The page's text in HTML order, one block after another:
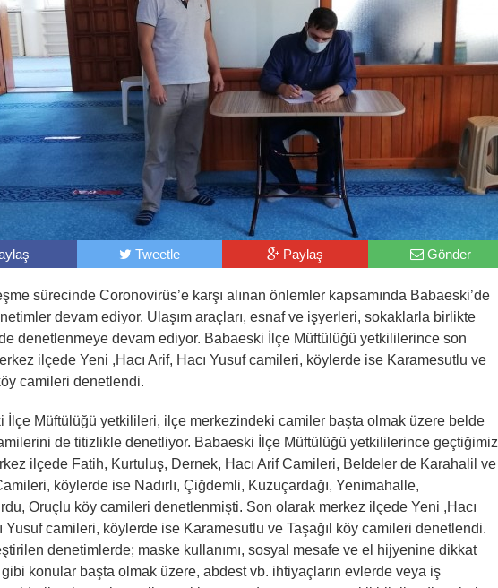
Tweetle Paylaş Gönder
sürecinde Coronovirüs’e karşı alınan önlemler kapsamında Babaeski’de
devam ediyor. Ulaşım araçları, esnaf ve işyerleri, sokaklarla birlikte
denetlenmeye devam ediyor. Babaeski İlçe Müftülüğü yetkililerince son
ilçede Yeni ,Hacı Arif, Hacı Yusuf camileri, köylerde ise Karamesutlu ve
camileri denetlendi.
İlçe Müftülüğü yetkilileri, ilçe merkezindeki camiler başta olmak üzere belde
de titizlikle denetliyor. Babaeski İlçe Müftülüğü yetkililerince geçtiğimiz
ilçede Fatih, Kurtuluş, Dernek, Hacı Arif Camileri, Beldeler de Karahalil ve
köylerde ise Nadırlı, Çiğdemli, Kuzuçardağı, Yenimahalle,
Oruçlu köy camileri denetlenmişti. Son olarak merkez ilçede Yeni ,Hacı
Yusuf camileri, köylerde ise Karamesutlu ve Taşağıl köy camileri denetlendi.
denetimlerde; maske kullanımı, sosyal mesafe ve el hijyenine dikkat
konular başta olmak üzere, abdest vb. ihtiyaçların evlerde veya iş